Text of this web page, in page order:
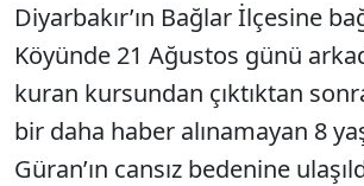
Diyarbakır’ın Bağlar İlçesine
Köyünde 21 Ağustos günü
kuran kursundan çıktıktan
bir daha haber alınamayan 8
Güran’ın cansız bedenine